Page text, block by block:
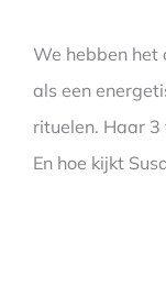
We hebben het
als een
rituelen. Haar 3
En hoe kijkt